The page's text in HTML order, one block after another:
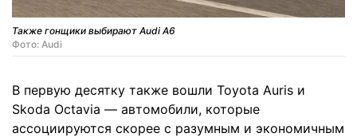
Также гонщики выбирают Audi A6
Фото: Audi
В первую десятку также вошли Toyota Auris и
Skoda Octavia — автомобили, которые
ассоциируются скорее с разумным и экономичным